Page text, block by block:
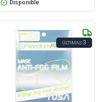
Disponible
ÚLTIMAS3